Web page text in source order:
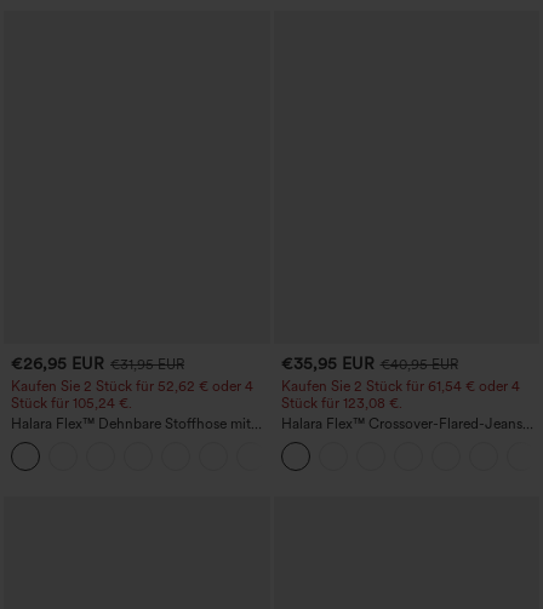
€26,95 EUR €31,95 EUR
Kaufen Sie 2 Stück für 52,62 € oder 4
Stück für 105,24 €.
Halara Flex™ Dehnbare Stoffhose mit
hohem Bund, Waffelmuster,
Seitentaschen und weitem Bein
€35,95 EUR €40,95 EUR
Kaufen Sie 2 Stück für 61,54 € oder 4
Stück für 123,08 €.
Halara Flex™ Crossover-Flared-Jeans
aus elastischem Strick-Denim mit
hohem Bund und mehreren Taschen